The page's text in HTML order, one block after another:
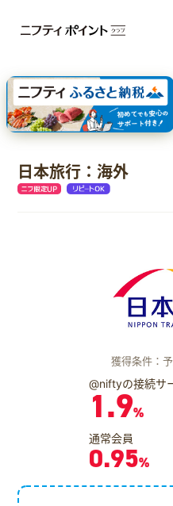
三井住友カード ゴールド（NL）
【実質初月無料】DMM |
SBI証券 確定拠出年金（iDeCo）
日本旅行：海外
獲得条件：
@niftyの接続サ
1.9%
通常会員
0.95%